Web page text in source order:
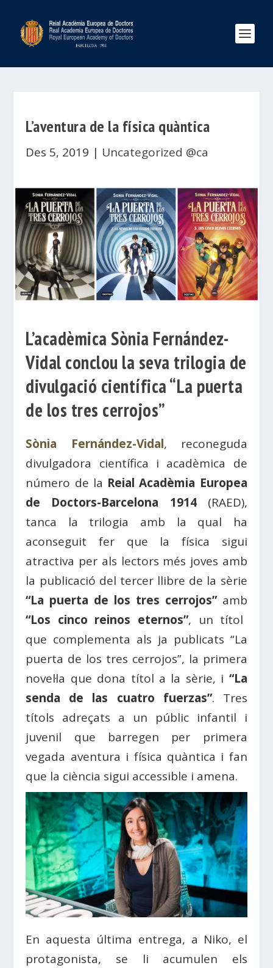
L’aventura de la física quàntica
Des 5, 2019 | Uncategorized @ca
L’acadèmica Sònia Fernández-
Vidal conclou la seva trilogia de
divulgació científica “La puerta
de los tres cerrojos”
Sònia Fernández-Vidal, reconeguda
divulgadora científica i acadèmica de
número de la Reial Acadèmia Europea
de Doctors-Barcelona 1914(RAED),
tanca la trilogia amb la qual ha
aconseguit fer que la física sigui
atractiva per als lectors més joves amb
la publicació del tercer llibre de la sèrie
“La puerta de los tres cerrojos”amb
“Los cinco reinos eternos”, un títol
que complementa als ja publicats “La
puerta de los tres cerrojos”, la primera
novel·la que dona títol a la sèrie, i “La
senda de las cuatro fuerzas”. Tres
títols adreçats a un públic infantil i
juvenil que barregen per primera
vegada aventura i física quàntica i fan
que la ciència sigui accessible i amena.
En aquesta última entrega, a Niko, el
protagonista, se li acumulen els